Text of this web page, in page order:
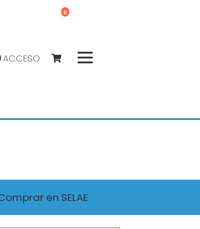
ACCESO
0
en SELAE